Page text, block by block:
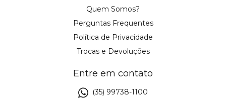
Quem Somos?
Perguntas Frequentes
Política de Privacidade
Trocas e Devoluções
Entre em contato
(35) 99738-1100